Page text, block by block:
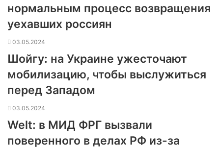
нормальным процесс возвращения
уехавших россиян
03.05.2024
Шойгу: на Украине ужесточают
мобилизацию, чтобы выслужиться
перед Западом
03.05.2024
Welt: в МИД ФРГ вызвали
поверенного в делах РФ из-за